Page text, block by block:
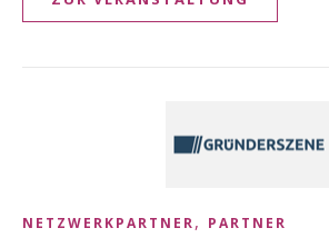
NETZWERKPARTNER, PARTNER